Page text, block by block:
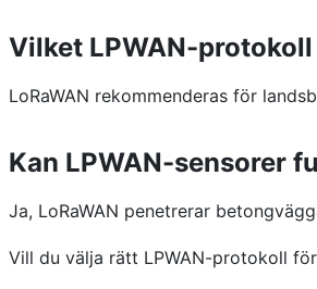
Vilket LPWAN-
LoRaWAN rekommenderas för
Kan LPWAN-sensorer
Ja, LoRaWAN penetrerar
Vill du välja rätt LPWAN-protokoll